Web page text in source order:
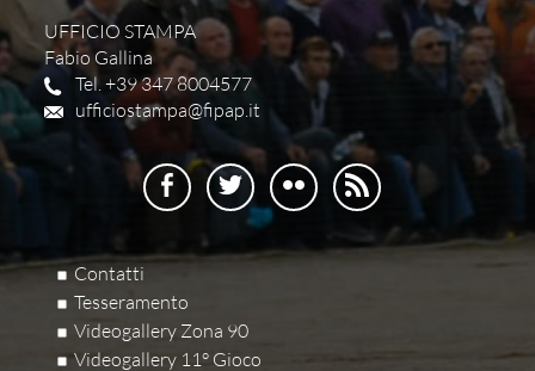
UFFICIO STAMPA
Fabio Gallina
Tel. +39 347 8004577
ufficiostampa@fipap.it
Contatti
Tesseramento
Videogallery Zona 90
Videogallery 11° Gioco